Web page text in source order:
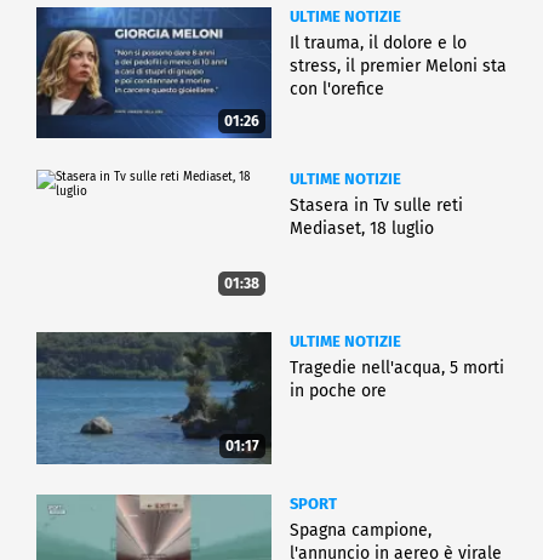
01:26
ULTIME NOTIZIE
Il trauma, il dolore e lo
stress, il premier Meloni sta
con l'orefice
01:38
ULTIME NOTIZIE
Stasera in Tv sulle reti
Mediaset, 18 luglio
01:17
ULTIME NOTIZIE
Tragedie nell'acqua, 5 morti
in poche ore
SPORT
Spagna campione,
l'annuncio in aereo è virale